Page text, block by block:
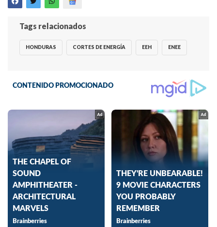
Tags relacionados
HONDURAS CORTES DE ENERGÍA EEH ENEE